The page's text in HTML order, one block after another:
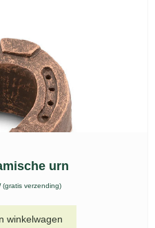
urn
(gratis verzending)
winkelwagen